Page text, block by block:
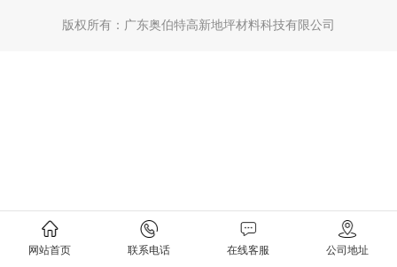
版权所有： 广东奥伯特高新地坪材料科技有限公司
网站首页 联系电话 在线客服 公司地址